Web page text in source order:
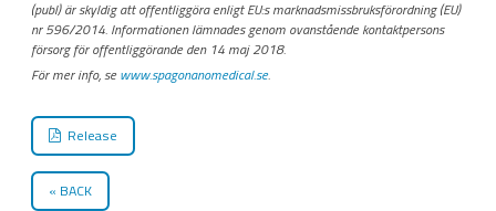
(publ) är skyldig att offentliggöra enligt EU:s marknadsmissbruksförordning (EU)
nr 596/2014. Informationen lämnades genom ovanstående kontaktpersons
försorg för offentliggörande den 14 maj 2018.
För mer info, sewww.spagonanomedical.se.
Release
BACK